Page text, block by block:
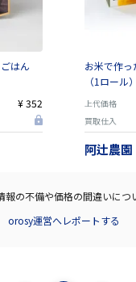
はん
¥ 352
お米で作
（1ロール）
上代価格
買取仕入
阿辻農園
報の不備や価格の間違いにつ
orosy運営へレポートする